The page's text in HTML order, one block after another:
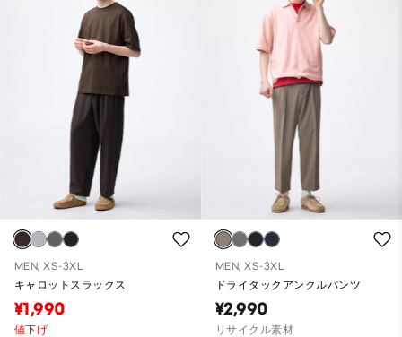
MEN, XS-3XL
キャロットスラックス
¥1,990
値下げ
MEN, XS-3XL
ドライタックアンクルパンツ
¥2,990
リサイクル素材